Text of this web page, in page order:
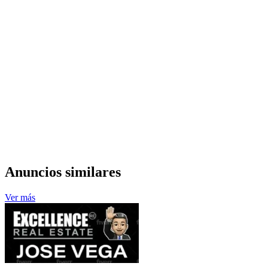
Anuncios similares
Ver más